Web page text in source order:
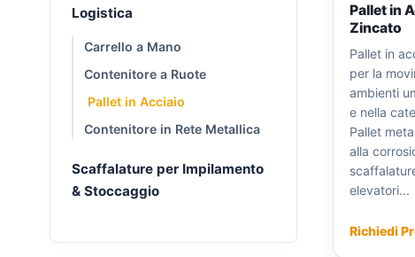
Logistica
Carrello a Mano
Contenitore a Ruote
Pallet in Acciaio
Contenitore in Rete Metallica
Scaffalature per Impilamento
& Stoccaggio
Pallet in
Zincato
Pallet in
per la
ambienti
e nella
Pallet
alla
elevatori...
Richiedi